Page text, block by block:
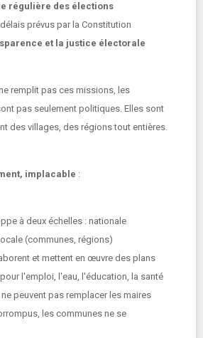
régulière des élections
prévus par la Constitution
et la justice électorale
remplit pas ces missions, les
pas seulement politiques. Elles sont
des villages, des régions tout entières.
implacable :
à deux échelles : nationale
(communes, régions)
et mettent en œuvre des plans
l'emploi, l'eau, l'éducation, la santé
peuvent pas remplacer les maires
les communes ne se